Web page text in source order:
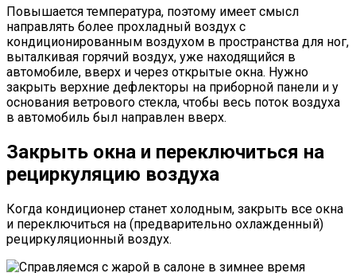
Повышается температура, поэтому имеет смысл
направлять более прохладный воздух с
кондиционированным воздухом в пространства для ног,
выталкивая горячий воздух, уже находящийся в
автомобиле, вверх и через открытые окна. Нужно
закрыть верхние дефлекторы на приборной панели и у
основания ветрового стекла, чтобы весь поток воздуха
в автомобиль был направлен вверх.
Закрыть окна и переключиться на
рециркуляцию воздуха
Когда кондиционер станет холодным, закрыть все окна
и переключиться на (предварительно охлажденный)
рециркуляционный воздух.